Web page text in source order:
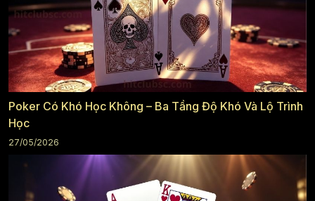
Poker Có Khó Học Không – Ba Tầng Độ Khó Và Lộ Trình
Học
27/05/2026